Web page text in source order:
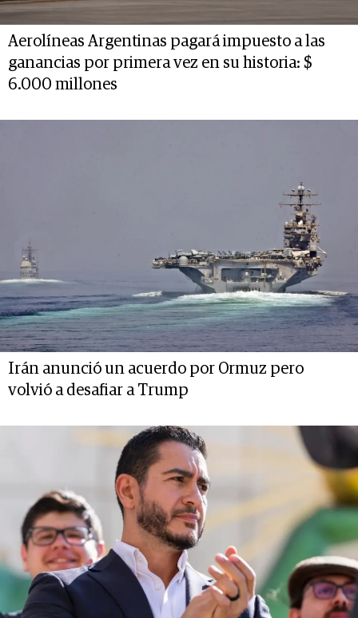
Aerolíneas Argentinas pagará impuesto a las
ganancias por primera vez en su historia: $
6.000 millones
Irán anunció un acuerdo por Ormuz pero
volvió a desafiar a Trump